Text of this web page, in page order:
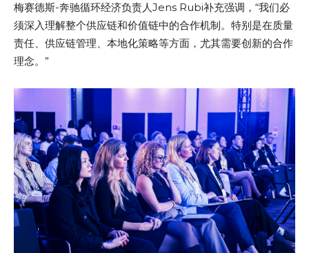
梅赛德斯-奔驰循环经济负责人Jens Rubi补充强调，“我们必
须深入理解整个供应链和价值链中的合作机制。特别是在质量
责任、供应链管理、本地化策略等方面，尤其需要创新的合作
理念。”